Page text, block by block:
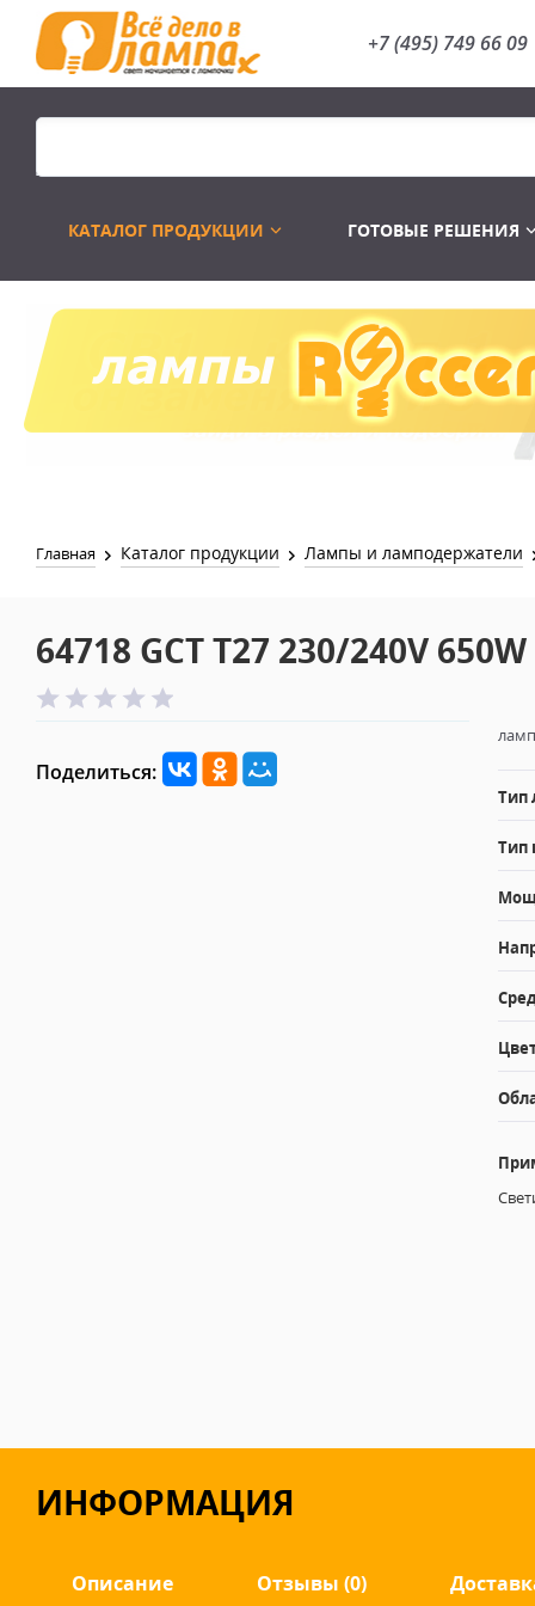
+7 (495) 749 66 09
КАТАЛОГ ПРОДУКЦИИ
Распродажа Лампы
ГОТОВЫЕ РЕШЕНИЯ
Главная Каталог продукции Лампы и ламподержатели
64718 GCT T27 230/240V 650W
Поделиться:
Тип
Тип
ИНФОРМАЦИЯ
Описание Отзывы (0)